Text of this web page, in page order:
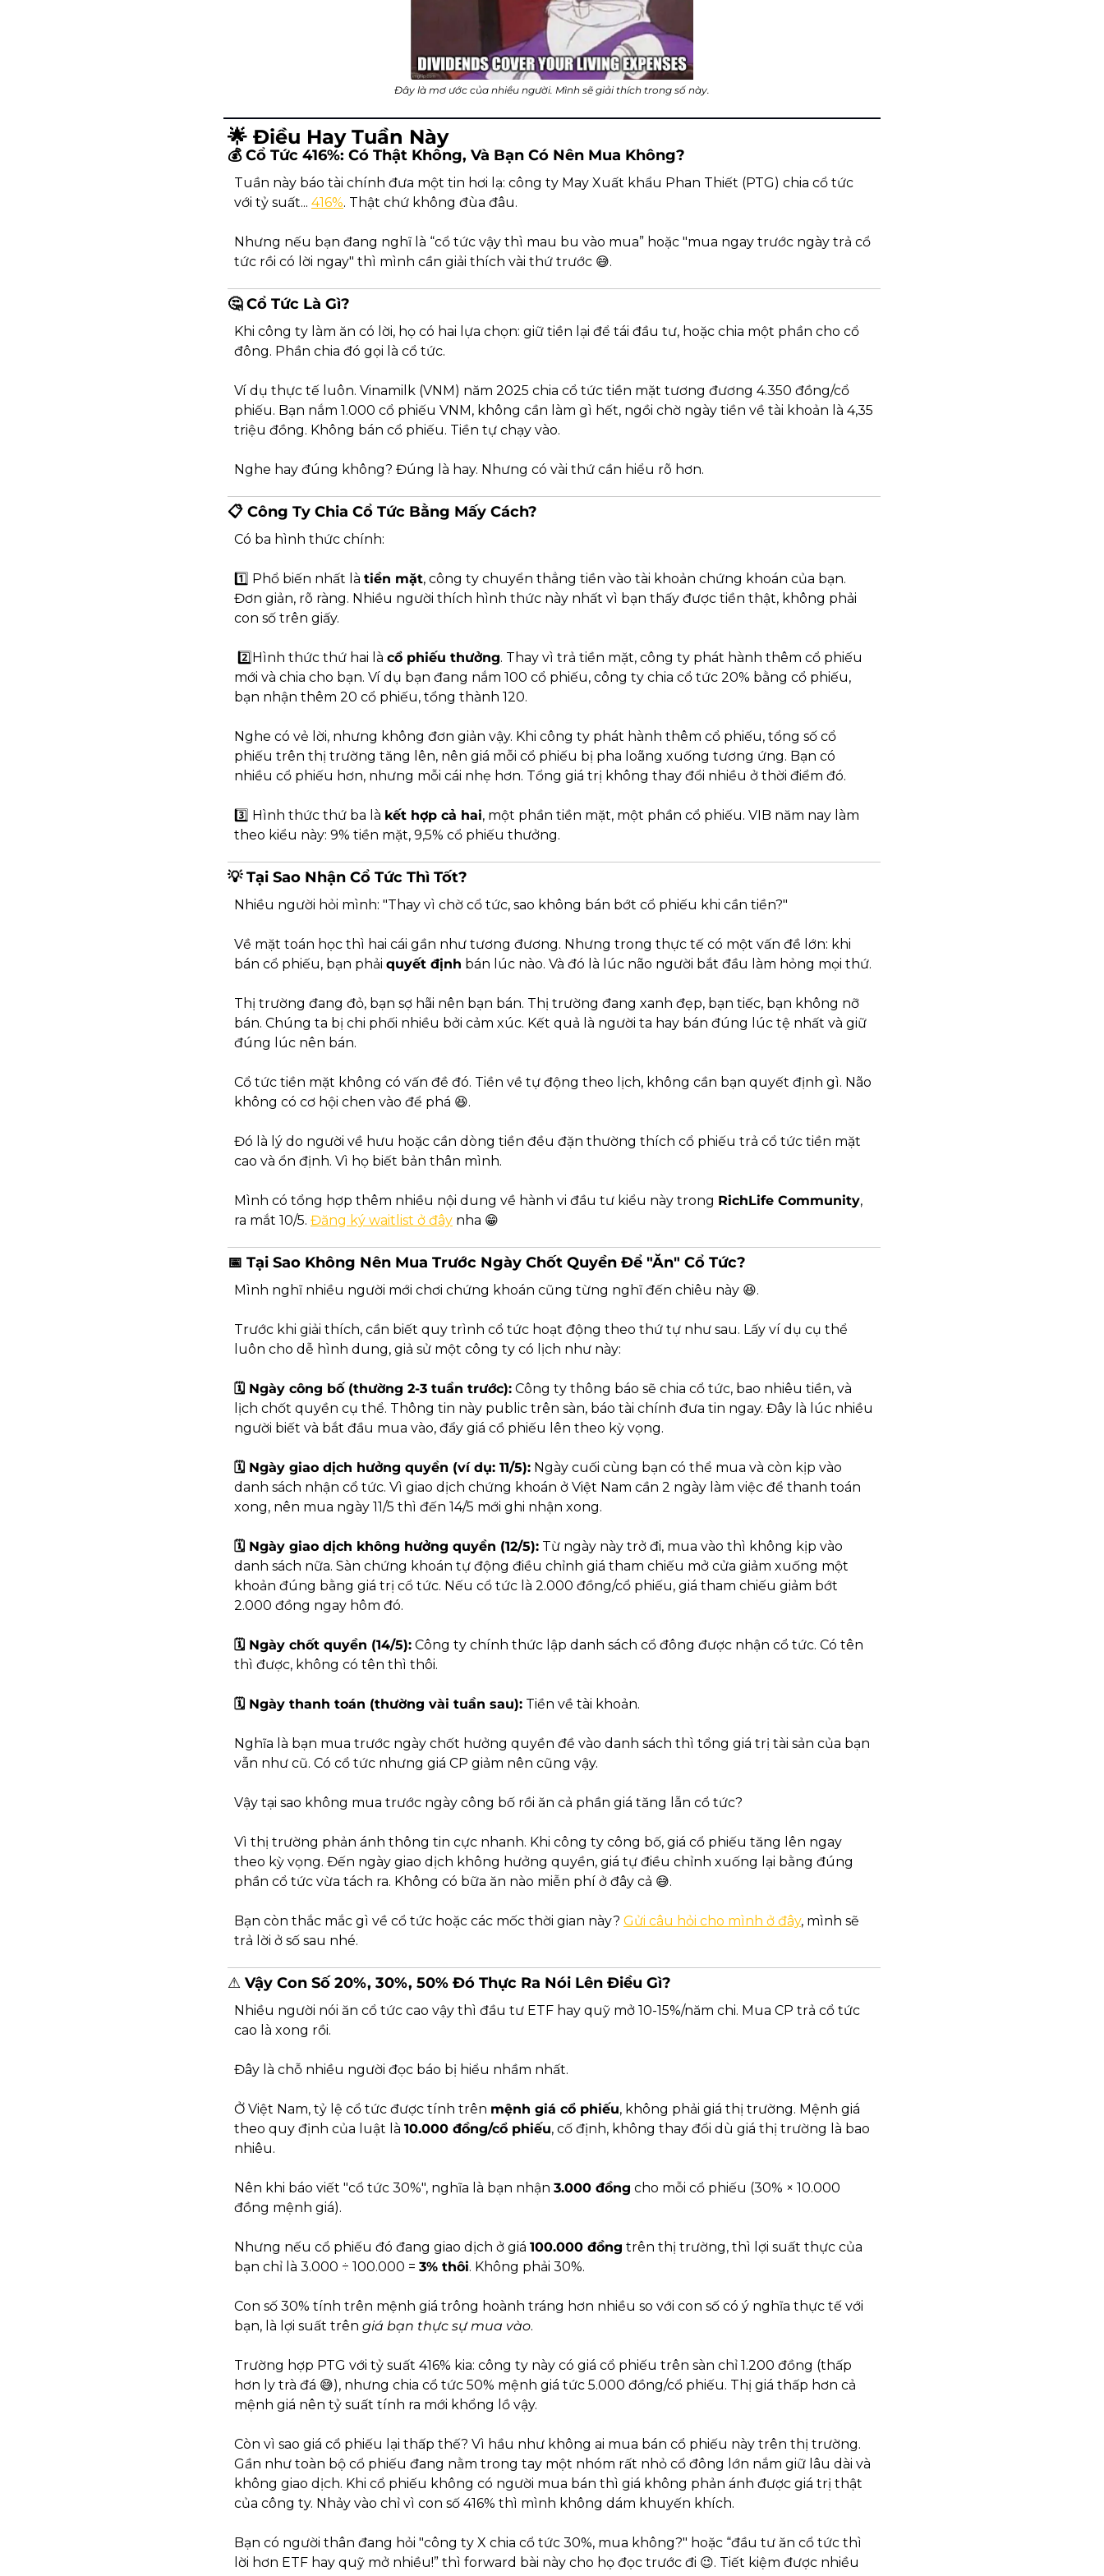
Đây là mơ ước của nhiều người. Mình sẽ giải thích trong số này.
🌟 Điều Hay Tuần Này
💰 Cổ Tức 416%: Có Thật Không, Và Bạn Có Nên Mua Không?
Tuần này báo tài chính đưa một tin hơi lạ: công ty May Xuất khẩu Phan Thiết (PTG) chia cổ tức
với tỷ suất... 416%. Thật chứ không đùa đâu.
Nhưng nếu bạn đang nghĩ là “cổ tức vậy thì mau bu vào mua” hoặc "mua ngay trước ngày trả cổ
tức rồi có lời ngay" thì mình cần giải thích vài thứ trước 😅.
🤔 Cổ Tức Là Gì?
Khi công ty làm ăn có lời, họ có hai lựa chọn: giữ tiền lại để tái đầu tư, hoặc chia một phần cho cổ
đông. Phần chia đó gọi là cổ tức.
Ví dụ thực tế luôn. Vinamilk (VNM) năm 2025 chia cổ tức tiền mặt tương đương 4.350 đồng/cổ
phiếu. Bạn nắm 1.000 cổ phiếu VNM, không cần làm gì hết, ngồi chờ ngày tiền về tài khoản là 4,35
triệu đồng. Không bán cổ phiếu. Tiền tự chạy vào.
Nghe hay đúng không? Đúng là hay. Nhưng có vài thứ cần hiểu rõ hơn.
📋 Công Ty Chia Cổ Tức Bằng Mấy Cách?
Có ba hình thức chính:
1️⃣ Phổ biến nhất là tiền mặt, công ty chuyển thẳng tiền vào tài khoản chứng khoán của bạn.
Đơn giản, rõ ràng. Nhiều người thích hình thức này nhất vì bạn thấy được tiền thật, không phải
con số trên giấy.
2️⃣Hình thức thứ hai là cổ phiếu thưởng. Thay vì trả tiền mặt, công ty phát hành thêm cổ phiếu
mới và chia cho bạn. Ví dụ bạn đang nắm 100 cổ phiếu, công ty chia cổ tức 20% bằng cổ phiếu,
bạn nhận thêm 20 cổ phiếu, tổng thành 120.
Nghe có vẻ lời, nhưng không đơn giản vậy. Khi công ty phát hành thêm cổ phiếu, tổng số cổ
phiếu trên thị trường tăng lên, nên giá mỗi cổ phiếu bị pha loãng xuống tương ứng. Bạn có
nhiều cổ phiếu hơn, nhưng mỗi cái nhẹ hơn. Tổng giá trị không thay đổi nhiều ở thời điểm đó.
3️⃣ Hình thức thứ ba là kết hợp cả hai, một phần tiền mặt, một phần cổ phiếu. VIB năm nay làm
theo kiểu này: 9% tiền mặt, 9,5% cổ phiếu thưởng.
💡 Tại Sao Nhận Cổ Tức Thì Tốt?
Nhiều người hỏi mình: "Thay vì chờ cổ tức, sao không bán bớt cổ phiếu khi cần tiền?"
Về mặt toán học thì hai cái gần như tương đương. Nhưng trong thực tế có một vấn đề lớn: khi
bán cổ phiếu, bạn phải quyết định bán lúc nào. Và đó là lúc não người bắt đầu làm hỏng mọi thứ.
Thị trường đang đỏ, bạn sợ hãi nên bạn bán. Thị trường đang xanh đẹp, bạn tiếc, bạn không nỡ
bán. Chúng ta bị chi phối nhiều bởi cảm xúc. Kết quả là người ta hay bán đúng lúc tệ nhất và giữ
đúng lúc nên bán.
Cổ tức tiền mặt không có vấn đề đó. Tiền về tự động theo lịch, không cần bạn quyết định gì. Não
không có cơ hội chen vào để phá 😆.
Đó là lý do người về hưu hoặc cần dòng tiền đều đặn thường thích cổ phiếu trả cổ tức tiền mặt
cao và ổn định. Vì họ biết bản thân mình.
Mình có tổng hợp thêm nhiều nội dung về hành vi đầu tư kiểu này trong RichLife Community,
ra mắt 10/5. Đăng ký waitlist ở đây nha 😁
📅 Tại Sao Không Nên Mua Trước Ngày Chốt Quyền Để "Ăn" Cổ Tức?
Mình nghĩ nhiều người mới chơi chứng khoán cũng từng nghĩ đến chiêu này 😆.
Trước khi giải thích, cần biết quy trình cổ tức hoạt động theo thứ tự như sau. Lấy ví dụ cụ thể
luôn cho dễ hình dung, giả sử một công ty có lịch như này:
🗓 Ngày công bố (thường 2-3 tuần trước): Công ty thông báo sẽ chia cổ tức, bao nhiêu tiền, và
lịch chốt quyền cụ thể. Thông tin này public trên sàn, báo tài chính đưa tin ngay. Đây là lúc nhiều
người biết và bắt đầu mua vào, đẩy giá cổ phiếu lên theo kỳ vọng.
🗓 Ngày giao dịch hưởng quyền (ví dụ: 11/5): Ngày cuối cùng bạn có thể mua và còn kịp vào
danh sách nhận cổ tức. Vì giao dịch chứng khoán ở Việt Nam cần 2 ngày làm việc để thanh toán
xong, nên mua ngày 11/5 thì đến 14/5 mới ghi nhận xong.
🗓 Ngày giao dịch không hưởng quyền (12/5): Từ ngày này trở đi, mua vào thì không kịp vào
danh sách nữa. Sàn chứng khoán tự động điều chỉnh giá tham chiếu mở cửa giảm xuống một
khoản đúng bằng giá trị cổ tức. Nếu cổ tức là 2.000 đồng/cổ phiếu, giá tham chiếu giảm bớt
2.000 đồng ngay hôm đó.
🗓 Ngày chốt quyền (14/5): Công ty chính thức lập danh sách cổ đông được nhận cổ tức. Có tên
thì được, không có tên thì thôi.
🗓 Ngày thanh toán (thường vài tuần sau): Tiền về tài khoản.
Nghĩa là bạn mua trước ngày chốt hưởng quyền đề vào danh sách thì tổng giá trị tài sản của bạn
vẫn như cũ. Có cổ tức nhưng giá CP giảm nên cũng vậy.
Vậy tại sao không mua trước ngày công bố rồi ăn cả phần giá tăng lẫn cổ tức?
Vì thị trường phản ánh thông tin cực nhanh. Khi công ty công bố, giá cổ phiếu tăng lên ngay
theo kỳ vọng. Đến ngày giao dịch không hưởng quyền, giá tự điều chỉnh xuống lại bằng đúng
phần cổ tức vừa tách ra. Không có bữa ăn nào miễn phí ở đây cả 😅.
Bạn còn thắc mắc gì về cổ tức hoặc các mốc thời gian này? Gửi câu hỏi cho mình ở đây, mình sẽ
trả lời ở số sau nhé.
⚠️ Vậy Con Số 20%, 30%, 50% Đó Thực Ra Nói Lên Điều Gì?
Nhiều người nói ăn cổ tức cao vậy thì đầu tư ETF hay quỹ mở 10-15%/năm chi. Mua CP trả cổ tức
cao là xong rồi.
Đây là chỗ nhiều người đọc báo bị hiểu nhầm nhất.
Ở Việt Nam, tỷ lệ cổ tức được tính trên mệnh giá cổ phiếu, không phải giá thị trường. Mệnh giá
theo quy định của luật là 10.000 đồng/cổ phiếu, cố định, không thay đổi dù giá thị trường là bao
nhiêu.
Nên khi báo viết "cổ tức 30%", nghĩa là bạn nhận 3.000 đồng cho mỗi cổ phiếu (30% × 10.000
đồng mệnh giá).
Nhưng nếu cổ phiếu đó đang giao dịch ở giá 100.000 đồng trên thị trường, thì lợi suất thực của
bạn chỉ là 3.000 ÷ 100.000 = 3% thôi. Không phải 30%.
Con số 30% tính trên mệnh giá trông hoành tráng hơn nhiều so với con số có ý nghĩa thực tế với
bạn, là lợi suất trên giá bạn thực sự mua vào.
Trường hợp PTG với tỷ suất 416% kia: công ty này có giá cổ phiếu trên sàn chỉ 1.200 đồng (thấp
hơn ly trà đá 😅), nhưng chia cổ tức 50% mệnh giá tức 5.000 đồng/cổ phiếu. Thị giá thấp hơn cả
mệnh giá nên tỷ suất tính ra mới khổng lồ vậy.
Còn vì sao giá cổ phiếu lại thấp thế? Vì hầu như không ai mua bán cổ phiếu này trên thị trường.
Gần như toàn bộ cổ phiếu đang nằm trong tay một nhóm rất nhỏ cổ đông lớn nắm giữ lâu dài và
không giao dịch. Khi cổ phiếu không có người mua bán thì giá không phản ánh được giá trị thật
của công ty. Nhảy vào chỉ vì con số 416% thì mình không dám khuyến khích.
Bạn có người thân đang hỏi "công ty X chia cổ tức 30%, mua không?" hoặc “đầu tư ăn cổ tức thì
lời hơn ETF hay quỹ mở nhiều!” thì forward bài này cho họ đọc trước đi 😉. Tiết kiệm được nhiều